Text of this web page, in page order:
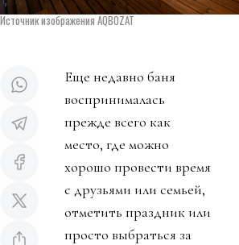
Источник изображения AQBOZAT
Еще недавно баня
воспринималась
прежде всего как
место, где можно
хорошо провести время
с друзьями или семьей,
отметить праздник или
просто выбраться за